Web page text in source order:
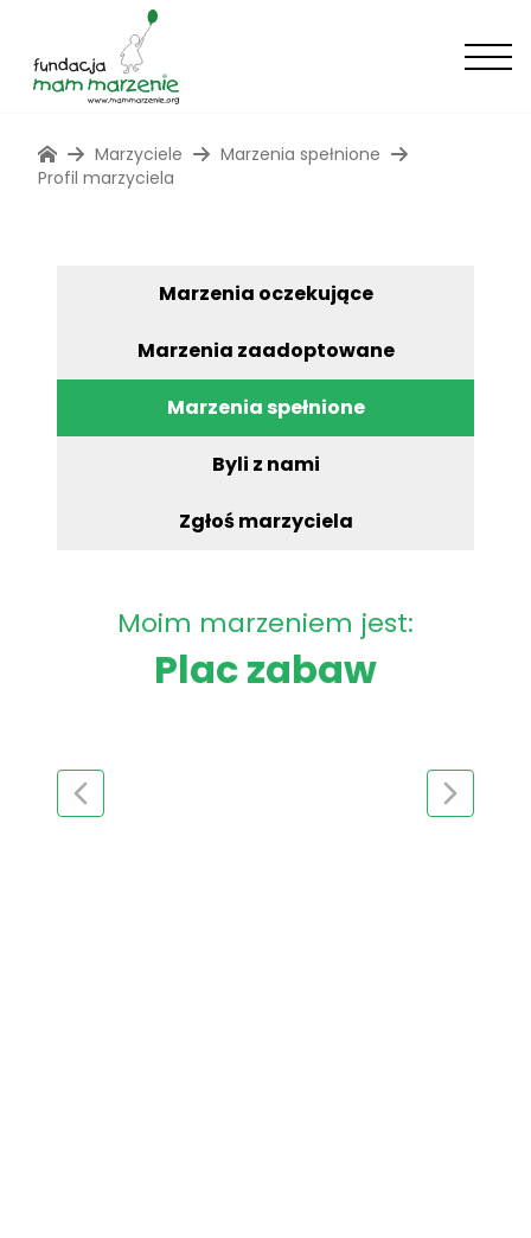
Marzyciele
Marzenia spełnione
Profil marzyciela
Marzenia oczekujące
Marzenia zaadoptowane
Marzenia spełnione
Byli z nami
Zgłoś marzyciela
Moim marzeniem jest:
Plac zabaw